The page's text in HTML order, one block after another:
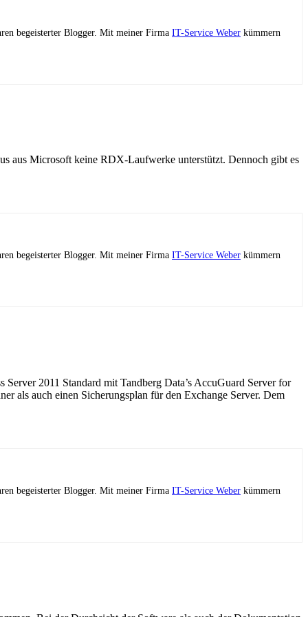
begeisterter Blogger. Mit meiner Firma IT-Service Weber kümmern
aus Microsoft keine RDX-Laufwerke unterstützt. Dennoch gibt es
begeisterter Blogger. Mit meiner Firma IT-Service Weber kümmern
2011 Standard mit Tandberg Data’s AccuGuard Server for
als auch einen Sicherungsplan für den Exchange Server. Dem
begeisterter Blogger. Mit meiner Firma IT-Service Weber kümmern